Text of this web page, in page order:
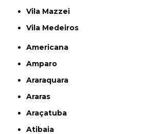
Vila Mazzei
Vila Medeiros
Americana
Amparo
Araraquara
Araras
Araçatuba
Atibaia